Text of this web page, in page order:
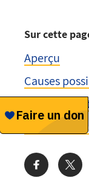
Sur cette
Aperçu
Causes
Conseils et
Plus de
Share: